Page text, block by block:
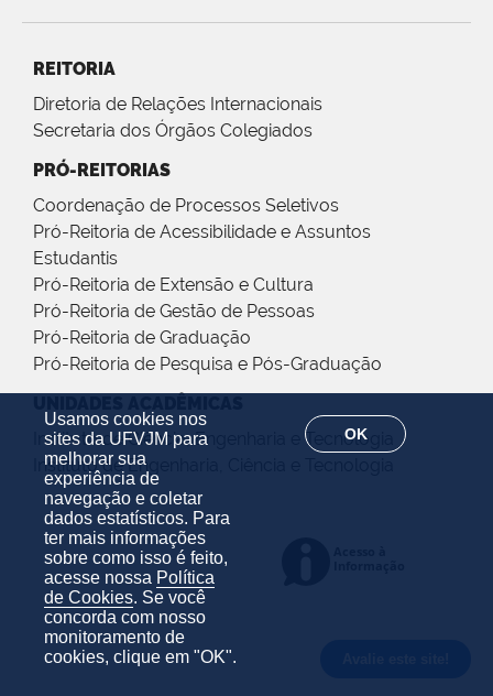
Usamos cookies nos
sites da UFVJM para
melhorar sua
experiência de
navegação e coletar
dados estatísticos. Para
ter mais informações
sobre como isso é feito,
acesse nossa Política
de Cookies. Se você
concorda com nosso
monitoramento de
cookies, clique em "OK".
OK
REITORIA
Diretoria de Relações Internacionais
Secretaria dos Órgãos Colegiados
PRÓ-REITORIAS
Coordenação de Processos Seletivos
Pró-Reitoria de Acessibilidade e Assuntos
Estudantis
Pró-Reitoria de Extensão e Cultura
Pró-Reitoria de Gestão de Pessoas
Pró-Reitoria de Graduação
Pró-Reitoria de Pesquisa e Pós-Graduação
Instituto de Ciência, Engenharia e Tecnologia
Instituto de Engenharia, Ciência e Tecnologia